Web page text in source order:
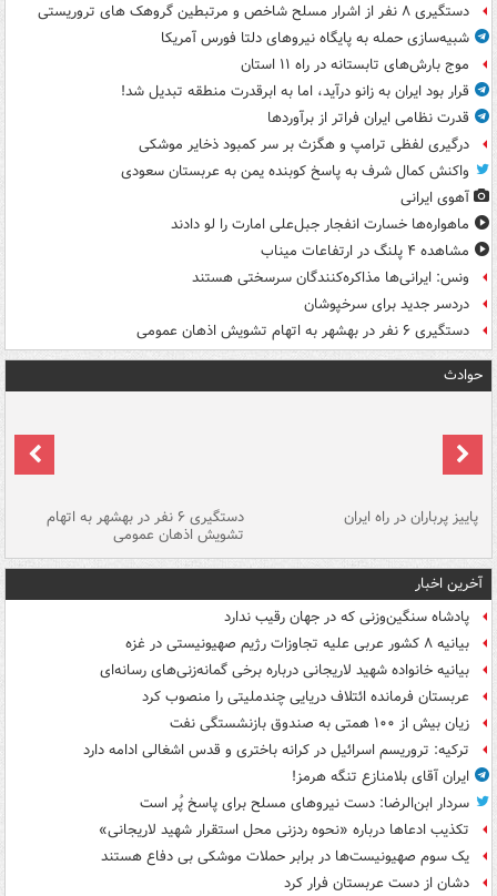
دستگیری ۸ نفر از اشرار مسلح شاخص و مرتبطین گروهک های تروریستی
شبیه‌سازی حمله به پایگاه نیروهای دلتا فورس آمریکا
موج بارش‌های تابستانه در راه ۱۱ استان
قرار بود ایران به زانو درآید، اما به ابرقدرت منطقه تبدیل شد!
قدرت نظامی ایران فراتر از برآوردها
درگیری لفظی ترامپ و هگزث بر سر کمبود ذخایر موشکی
واکنش کمال شرف به پاسخ کوبنده یمن به عربستان سعودی
آهوی ایرانی
ماهواره‌ها خسارت انفجار جبل‌علی امارت را لو دادند
مشاهده ۴ پلنگ در ارتفاعات میناب
ونس: ایرانی‌ها مذاکره‌کنندگان سرسختی هستند
دردسر جدید برای سرخپوشان
دستگیری ۶ نفر در بهشهر به اتهام تشویش اذهان عمومی
حوادث
پاییز پرباران در راه ایران دستگیری ۶ نفر در بهشهر به اتهام
تشویش اذهان عمومی
آخرین اخبار
پادشاه سنگین‌وزنی که در جهان رقیب ندارد
بیانیه ۸ کشور عربی علیه تجاوزات رژیم صهیونیستی در غزه
بیانیه خانواده شهید لاریجانی درباره برخی گمانه‌زنی‌های رسانه‌ای
عربستان فرمانده ائتلاف دریایی چندملیتی را منصوب کرد
زیان بیش از ۱۰۰ همتی به صندوق‌ بازنشستگی نفت
ترکیه: تروریسم اسرائیل در کرانه باختری و قدس اشغالی ادامه دارد
ایران آقای بلامنازع تنگه هرمز!
سردار ابن‌الرضا: دست نیروهای مسلح برای پاسخ پُر است
تکذیب ادعاها درباره «نحوه ردزنی محل استقرار شهید لاریجانی»
یک‌ سوم صهیونیست‌ها در برابر حملات موشکی بی دفاع هستند
دشان از دست عربستان فرار کرد